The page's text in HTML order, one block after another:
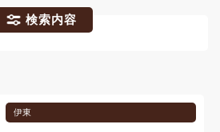
検索内容
伊東